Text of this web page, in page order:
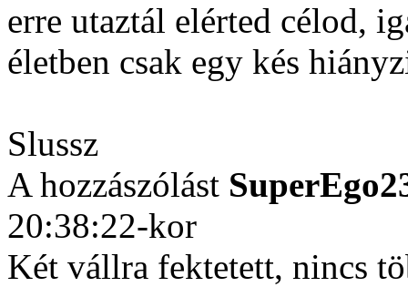
erre utaztál elérted célod,
életben csak egy kés
Slussz
A hozzászólást
20:38:22-kor
Két vállra fektetett, nincs